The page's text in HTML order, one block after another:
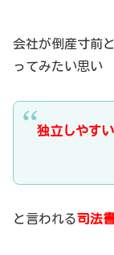
会社が倒産寸前
ってみたい思い
独立しやすい
と言われる司法